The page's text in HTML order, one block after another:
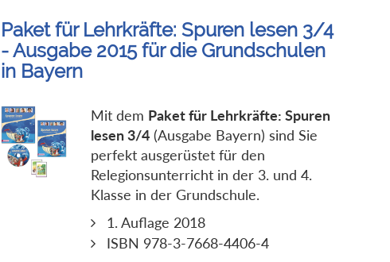
Paket für Lehrkräfte: Spuren lesen 3/4
- Ausgabe 2015 für die Grundschulen
in Bayern
Mit dem Paket für Lehrkräfte: Spuren
lesen 3/4(Ausgabe Bayern) sind Sie
perfekt ausgerüstet für den
Relegionsunterricht in der 3. und 4.
Klasse in der Grundschule.
1. Auflage 2018
ISBN 978-3-7668-4406-4